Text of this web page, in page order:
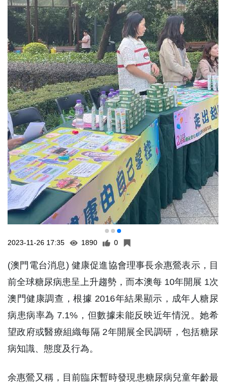
2023-11-26 17:35 1890 0
(澳門電台消息) 健康促進協會理事長余惠鶯表示，目
前全球糖尿病患呈上升趨勢，而本澳每 10年開展 1次
澳門健康調查，根據 2016年結果顯示，成年人糖尿
病患病率為 7.1%，但數據未能反映近年情況。她希
望政府或醫療組織每隔 2年開展全民調研，包括糖尿
病知識、態度及行為。
余惠鶯又稱，目前臨床暫時發現患糖尿病兒童年齡最